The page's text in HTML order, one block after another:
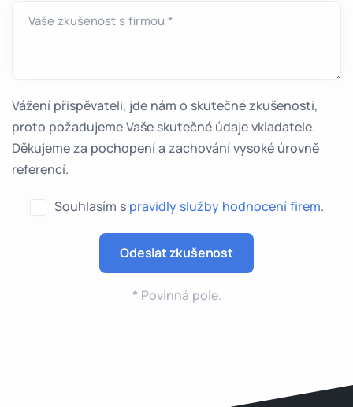
Vaše zkušenost s firmou *
Vážení přispěvateli, jde nám o skutečné zkušenosti,
proto požadujeme Vaše skutečné údaje vkladatele.
Děkujeme za pochopení a zachování vysoké úrovně
referencí.
Souhlasím s pravidly služby hodnocení firem.
* Povinná pole.